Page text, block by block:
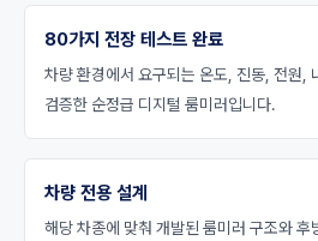
80가지 전장 테스트 완료
차량 환경에서 요구되는 온도, 진동, 전원,
검증한 순정급 디지털 룸미러입니다.
차량 전용 설계
해당 차종에 맞춰 개발된 룸미러 구조와 후